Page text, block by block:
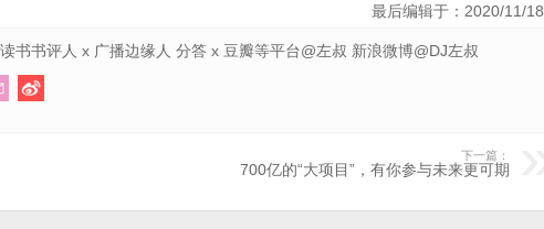
最后编辑于：2020/11/18
书书评人 x 广播边缘人 分答 x 豆瓣等平台@左叔 新浪微博@DJ左叔
下一篇：
700亿的“大项目”，有你参与未来更可期